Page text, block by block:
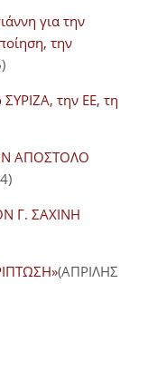
για την
την
ΣΥΡΙΖΑ, την ΕΕ, τη
ΑΠΟΣΤΟΛΟ
Γ. ΣΑΧΙΝΗ
(ΑΠΡΙΛΗΣ